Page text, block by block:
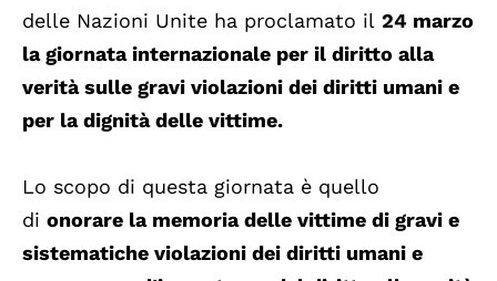
delle Nazioni Unite ha proclamato il 24 marzo
la giornata internazionale per il diritto alla
verità sulle gravi violazioni dei diritti umani e
per la dignità delle vittime.
Lo scopo di questa giornata è quello
di onorare la memoria delle vittime di gravi e
sistematiche violazioni dei diritti umani e